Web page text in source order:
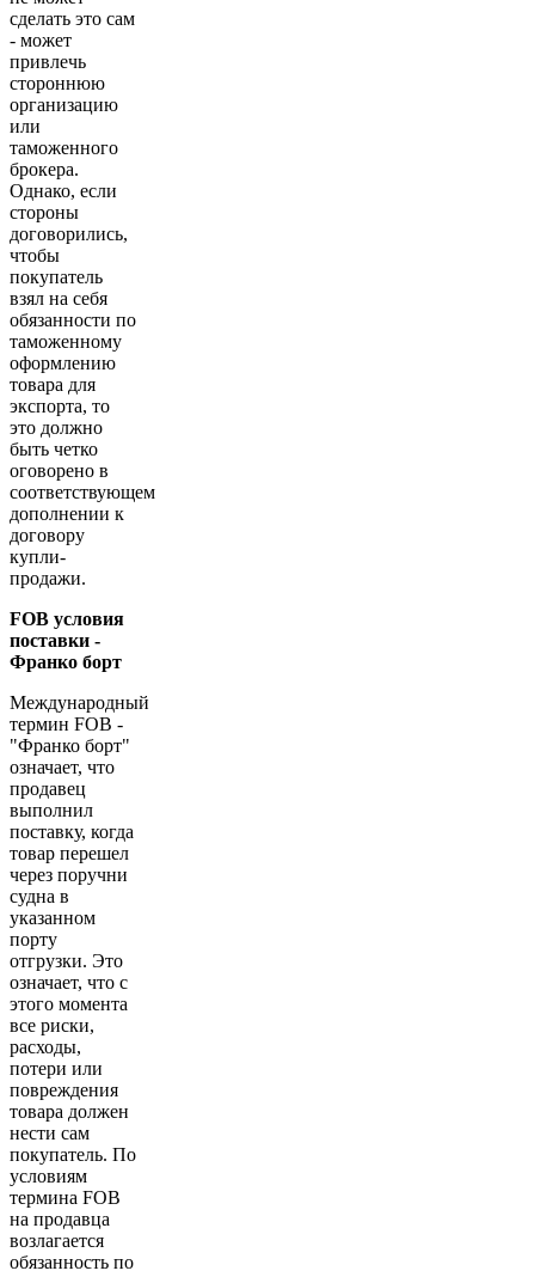
сделать это сам
- может
привлечь
стороннюю
организацию
или
таможенного
брокера.
Однако, если
стороны
договорились,
чтобы
покупатель
взял на себя
обязанности по
таможенному
оформлению
товара для
экспорта, то
это должно
быть четко
оговорено в
соответствующем
дополнении к
договору
купли-
продажи.
FOB условия
поставки -
Франко борт
Международный
термин FOB -
"Франко борт"
означает, что
продавец
выполнил
поставку, когда
товар перешел
через поручни
судна в
указанном
порту
отгрузки. Это
означает, что с
этого момента
все риски,
расходы,
потери или
повреждения
товара должен
нести сам
покупатель. По
условиям
термина FOB
на продавца
возлагается
обязанность по